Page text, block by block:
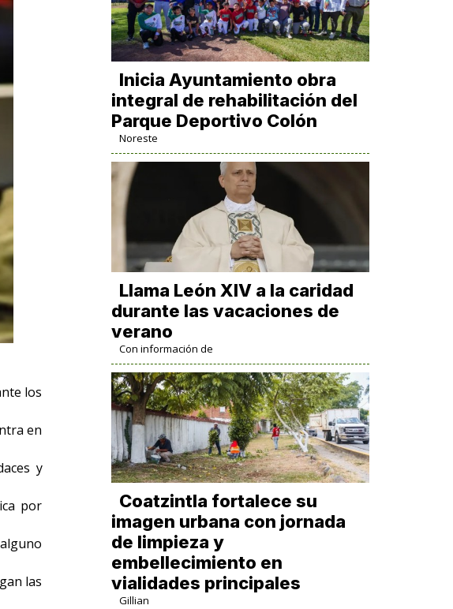
los
en
y
por
las
Inicia Ayuntamiento obra
integral de rehabilitación del
Parque Deportivo Colón
Noreste
Llama León XIV a la caridad
durante las vacaciones de
verano
Con información de
Coatzintla fortalece su
imagen urbana con jornada
de limpieza y
embellecimiento en
vialidades principales
Gillian